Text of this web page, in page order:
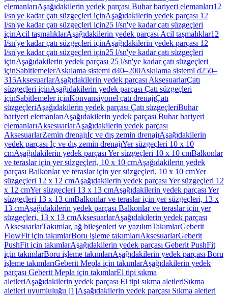
elemanlarıAşağıdakilerin yedek parçası Buhar bariyeri elemanları12
l/sn'ye kadar çatı süzgeçleri içinAşağıdakilerin yedek parçası 12
l/sn'ye kadar çatı süzgeçleri için25 l/sn'ye kadar çatı süzgeçleri
içinAcil taşmalıklarAşağıdakilerin yedek parçası Acil taşmalıklar12
l/sn'ye kadar çatı süzgeçleri içinAşağıdakilerin yedek parçası 12
l/sn'ye kadar çatı süzgeçleri için25 l/sn'ye kadar çatı süzgeçleri
içinAşağıdakilerin yedek parçası 25 l/sn'ye kadar çatı süzgeçleri
içinSabitlemelerAskılama sistemi d40–200Askılama sistemi d250–
315AksesuarlarAşağıdakilerin yedek parçası AksesuarlarÇatı
süzgeçleri içinAşağıdakilerin yedek parçası Çatı süzgeçleri
içinSabitlemeler içinKonvansiyonel çatı drenajıÇatı
süzgeçleriAşağıdakilerin yedek parçası Çatı süzgeçleriBuhar
bariyeri elemanlarıAşağıdakilerin yedek parçası Buhar bariyeri
elemanlarıAksesuarlarAşağıdakilerin yedek parçası
AksesuarlarZemin drenajıİç ve dış zemin drenajıAşağıdakilerin
yedek parçası İç ve dış zemin drenajıYer süzgeçleri 10 x 10
cmAşağıdakilerin yedek parçası Yer süzgeçleri 10 x 10 cmBalkonlar
ve teraslar için yer süzgeçleri, 10 x 10 cmAşağıdakilerin yedek
parçası Balkonlar ve teraslar için yer süzgeçleri, 10 x 10 cmYer
süzgeçleri 12 x 12 cmAşağıdakilerin yedek parçası Yer süzgeçleri 12
x 12 cmYer süzgeçleri 13 x 13 cmAşağıdakilerin yedek parçası Yer
süzgeçleri 13 x 13 cmBalkonlar ve teraslar için yer süzgeçleri, 13 x
13 cmAşağıdakilerin yedek parçası Balkonlar ve teraslar için yer
süzgeçleri, 13 x 13 cmAksesuarlarAşağıdakilerin yedek parçası
AksesuarlarTakımlar, ağ bileşenleri ve yazılımTakımlarGeberit
FlowFit için takımlarBoru işleme takımlarıAksesuarlarGeberit
PushFit için takımlarAşağıdakilerin yedek parçası Geberit PushFit
için takımlarBoru işleme takımlarıAşağıdakilerin yedek parçası Boru
işleme takımlarıGeberit Mepla için takımlarAşağıdakilerin yedek
parçası Geberit Mepla için takımlarEl tipi sıkma
aletleriAşağıdakilerin yedek parçası El tipi sıkma aletleriSıkma
aletleri uyumluluğu [1]Aşağıdakilerin yedek parçası Sıkma aletleri